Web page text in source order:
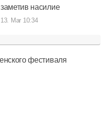
заметив насилие
13. Mar 10:34